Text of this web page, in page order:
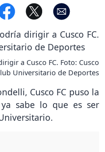
a Cusco FC. Foto: Cusco
Universitario de Deportes
Cusco FC puso la
sabe lo que es ser